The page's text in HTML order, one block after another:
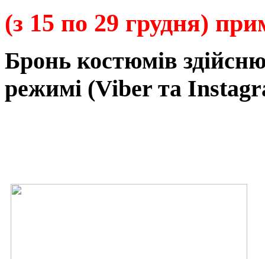
(з 15 по 29 грудня)
Бронь костюмів
режимі (Viber та